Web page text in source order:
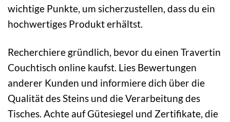
wichtige Punkte, um sicherzustellen, dass du ein
hochwertiges Produkt erhältst.
Recherchiere gründlich, bevor du einen Travertin
Couchtisch online kaufst. Lies Bewertungen
anderer Kunden und informiere dich über die
Qualität des Steins und die Verarbeitung des
Tisches. Achte auf Gütesiegel und Zertifikate, die